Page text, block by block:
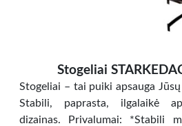
Stogeliai
Stogeliai – tai puiki apsauga
Stabili, paprasta, ilgalaikė
dizainas. Privalumai: *Stabili